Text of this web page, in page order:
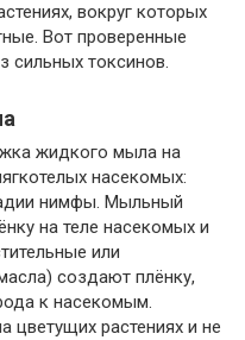
вокруг которых
Вот проверенные
сильных токсинов.
жидкого мыла на
насекомых:
нимфы. Мыльный
на теле насекомых и
или
создают плёнку,
к насекомым.
цветущих растениях и не